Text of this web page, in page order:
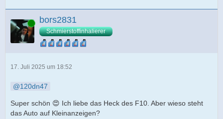
Online bors2831
Schmierstoffinhalierer
17. Juli 2025 um 18:52
120dn47
Super schön 😍 Ich liebe das Heck des F10. Aber wieso steht
das Auto auf Kleinanzeigen?